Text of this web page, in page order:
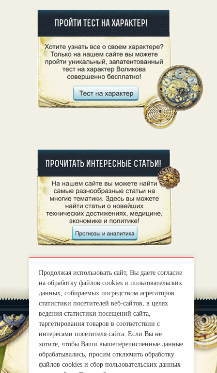
О нас
Правила
mirprognoz@mail.ru
Продолжая использовать сайт, Вы даете согласие
на обработку файлов cookies и пользовательских
данных, собираемых посредством агрегаторов
статистики посетителей веб-сайтов, в целях
ведения статистики посещений сайта,
таргетирования товаров в соответствии с
интересами посетителя сайта. Если Вы не
хотите, чтобы Ваши вышеперечисленные данные
обрабатывались, просим отключить обработку
файлов cookies и сбор пользовательских данных